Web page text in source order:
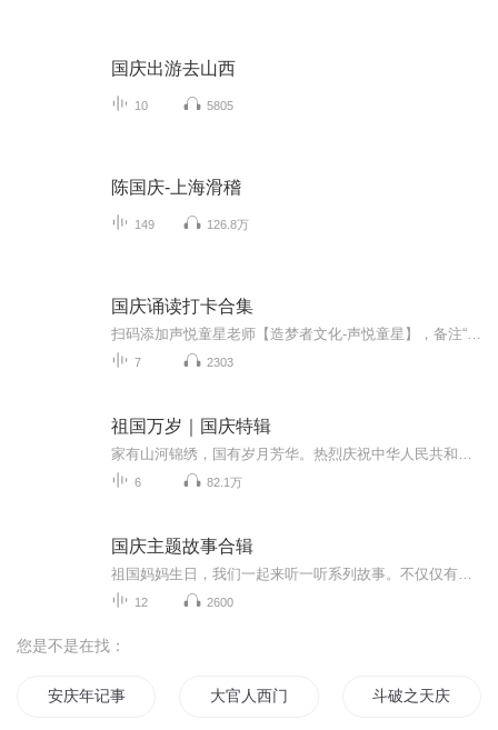
国庆出游去山西
10 5805
陈国庆-上海滑稽
149 126.8万
国庆诵读打卡合集
7 2303
祖国万岁｜国庆特辑
6 82.1万
国庆主题故事合辑
12 2600
您是不是在找：
安庆年记事 大官人西门庆 斗破之天庆焰火